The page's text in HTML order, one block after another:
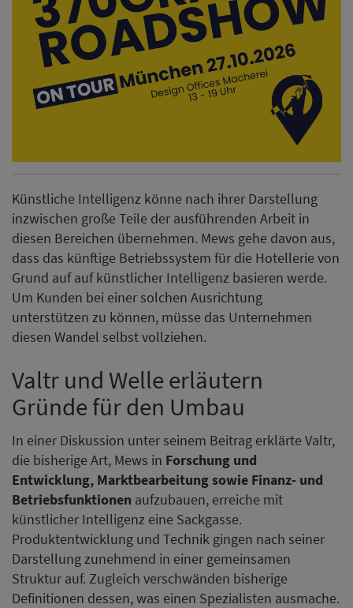
Künstliche Intelligenz könne nach ihrer Darstellung
inzwischen große Teile der ausführenden Arbeit in
diesen Bereichen übernehmen. Mews gehe davon aus,
dass das künftige Betriebssystem für die Hotellerie von
Grund auf auf künstlicher Intelligenz basieren werde.
Um Kunden bei einer solchen Ausrichtung
unterstützen zu können, müsse das Unternehmen
diesen Wandel selbst vollziehen.
Valtr und Welle erläutern
Gründe für den Umbau
In einer Diskussion unter seinem Beitrag erklärte Valtr,
die bisherige Art, Mews in Forschung und
Entwicklung, Marktbearbeitung sowie Finanz- und
Betriebsfunktionen aufzubauen, erreiche mit
künstlicher Intelligenz eine Sackgasse.
Produktentwicklung und Technik gingen nach seiner
Darstellung zunehmend in einer gemeinsamen
Struktur auf. Zugleich verschwänden bisherige
Definitionen dessen, was einen Spezialisten ausmache.